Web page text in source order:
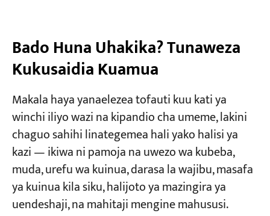
Bado Huna Uhakika? Tunaweza
Kukusaidia Kuamua
Makala haya yanaelezea tofauti kuu kati ya
winchi iliyo wazi na kipandio cha umeme, lakini
chaguo sahihi linategemea hali yako halisi ya
kazi — ikiwa ni pamoja na uwezo wa kubeba,
muda, urefu wa kuinua, darasa la wajibu, masafa
ya kuinua kila siku, halijoto ya mazingira ya
uendeshaji, na mahitaji mengine mahususi.